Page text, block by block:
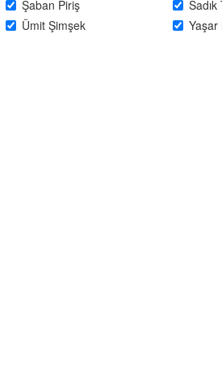
Şaban Piriş
Ümit Şimşek
Yaşar